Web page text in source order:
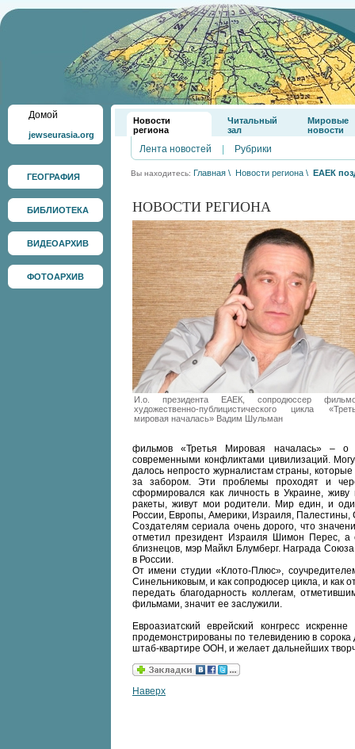
Домой
jewseurasia.org
ГЕОГРАФИЯ
БИБЛИОТЕКА
ВИДЕОАРХИВ
ФОТОАРХИВ
Новости
региона
Читальный
зал
Мировые
новости
Лента новостей Рубрики
Вы находитесь: Главная \ Новости региона \ ЕАЕК
НОВОСТИ РЕГИОНА
И.о. президента ЕАЕК, сопродюссер
художественно-публицистического цикла
мировая началась» Вадим Шульман
фильмов «Третья Мировая началась» – о
современными конфликтами цивилизаций.
далось непросто журналистам страны,
за забором. Эти проблемы проходят и
сформировался как личность в Украине,
ракеты, живут мои родители. Мир един, и
России, Европы, Америки, Израиля, Палестины,
Создателям сериала очень дорого, что
отметил президент Израиля Шимон Перес, а
близнецов, мэр Майкл Блумберг. Награда
в России.
От имени студии «Клото-Плюс»,
Синельниковым, и как сопродюсер цикла, и как
передать благодарность коллегам,
фильмами, значит ее заслужили.
Евроазиатский еврейский конгресс
продемонстрированы по телевидению в
штаб-квартире ООН, и желает дальнейших
Наверх